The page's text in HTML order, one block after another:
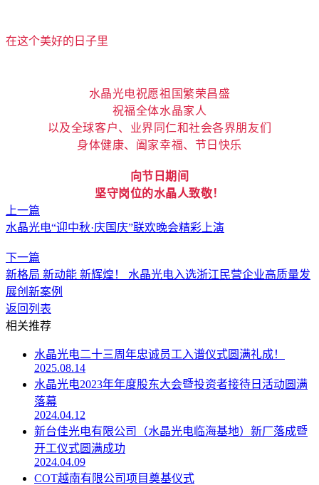
在这个美好的日子里
水晶光电祝愿祖国繁荣昌盛
祝福全体水晶家人
以及全球客户、业界同仁和社会各界朋友们
身体健康、阖家幸福、节日快乐
向节日期间
坚守岗位的水晶人致敬！
上一篇
水晶光电“迎中秋·庆国庆”联欢晚会精彩上演
下一篇
新格局 新动能 新辉煌！ 水晶光电入选浙江民营企业高质量发
展创新案例
返回列表
相关推荐
水晶光电二十三周年忠诚员工入谱仪式圆满礼成！
2025.08.14
水晶光电2023年年度股东大会暨投资者接待日活动圆满
落幕
2024.04.12
新台佳光电有限公司（水晶光电临海基地）新厂落成暨
开工仪式圆满成功
2024.04.09
COT越南有限公司项目奠基仪式